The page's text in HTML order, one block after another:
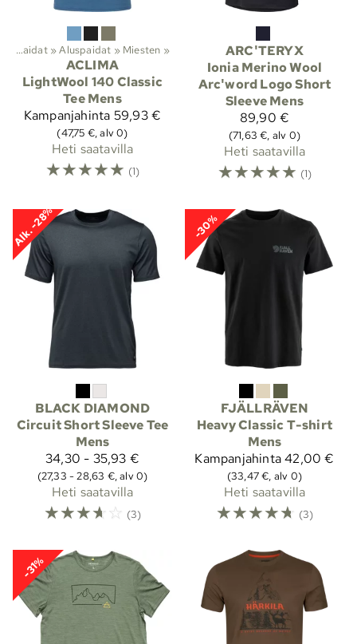
Paidat ‪»Aluspaidat ‪» Miesten ‪»
ACLIMA
LightWool 140 Classic
Tee Mens
Kampanjahinta 59,93 €
(47,75 €, alv 0)
Heti saatavilla
☆☆☆☆☆ (1)
ARC'TERYX
Ionia Merino Wool
Arc'word Logo Short
Sleeve Mens
89,90 €
(71,63 €, alv 0)
Heti saatavilla
☆☆☆☆☆ (1)
Alk. -28%
BLACK DIAMOND
Circuit Short Sleeve Tee
Mens
34,30 - 35,93 €
(27,33 - 28,63 €, alv 0)
Heti saatavilla
☆☆☆☆ ☆ (3)
-30%
FJÄLLRÄVEN
Heavy Classic T-shirt
Mens
Kampanjahinta42,00 €
(33,47 €, alv 0)
Heti saatavilla
☆☆☆☆☆ (3)
-31%